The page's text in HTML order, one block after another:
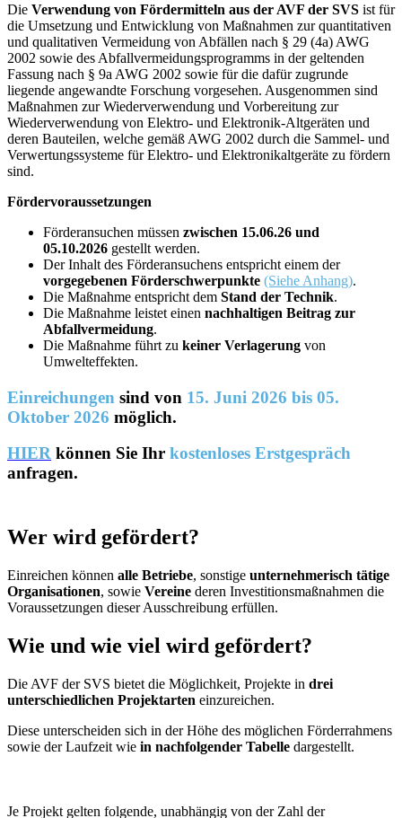
Die Verwendung von Fördermitteln aus der AVF der SVS ist für
die Umsetzung und Entwicklung von Maßnahmen zur quantitativen
und qualitativen Vermeidung von Abfällen nach § 29 (4a) AWG
2002 sowie des Abfallvermeidungsprogramms in der geltenden
Fassung nach § 9a AWG 2002 sowie für die dafür zugrunde
liegende angewandte Forschung vorgesehen. Ausgenommen sind
Maßnahmen zur Wiederverwendung und Vorbereitung zur
Wiederverwendung von Elektro- und Elektronik-Altgeräten und
deren Bauteilen, welche gemäß AWG 2002 durch die Sammel- und
Verwertungssysteme für Elektro- und Elektronikaltgeräte zu fördern
sind.
Fördervoraussetzungen
Förderansuchen müssen zwischen 15.06.26 und
05.10.2026 gestellt werden.
Der Inhalt des Förderansuchens entspricht einem der
vorgegebenen Förderschwerpunkte (Siehe Anhang).
Die Maßnahme entspricht dem Stand der Technik.
Die Maßnahme leistet einen nachhaltigen Beitrag zur
Abfallvermeidung.
Die Maßnahme führt zu keiner Verlagerung von
Umwelteffekten.
Einreichungen sind von 15. Juni 2026 bis 05.
Oktober 2026 möglich.
HIER können Sie Ihr kostenloses Erstgespräch
anfragen.
Wer wird gefördert?
Einreichen können alle Betriebe, sonstige unternehmerisch tätige
Organisationen, sowie Vereine deren Investitionsmaßnahmen die
Voraussetzungen dieser Ausschreibung erfüllen.
Wie und wie viel wird gefördert?
Die AVF der SVS bietet die Möglichkeit, Projekte in drei
unterschiedlichen Projektarten einzureichen.
Diese unterscheiden sich in der Höhe des möglichen Förderrahmens
sowie der Laufzeit wie in nachfolgender Tabelle dargestellt.
Je Projekt gelten folgende, unabhängig von der Zahl der